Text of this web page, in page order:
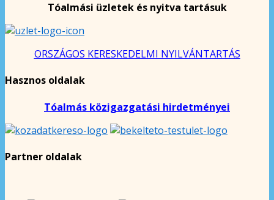
Tóalmási üzletek és nyitva tartásuk
ORSZÁGOS KERESKEDELMI NYILVÁNTARTÁS
Hasznos oldalak
Tóalmás közigazgatási hirdetményei
Partner oldalak